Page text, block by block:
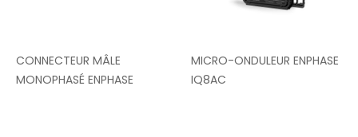
CONNECTEUR MÂLE
MONOPHASÉ ENPHASE
MICRO-ONDULEUR ENPHASE
IQ8AC